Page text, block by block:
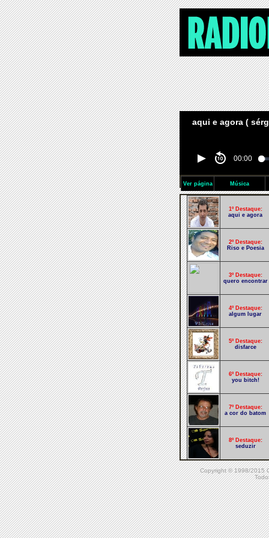
aqui e agora (
00:00
Ver página Música
1º Destaque:
aqui e agora
2º Destaque:
Riso e Poesia
3º Destaque:
quero encontrar
4º Destaque:
algum lugar
5º Destaque:
disfarce
6º Destaque:
you bitch!
7º Destaque:
a cor do batom
8º Destaque:
seduzir
9º Destaque:
Ela so sabem è
na na na
10º Destaque:
luz divina
Copyright © 1998/2015